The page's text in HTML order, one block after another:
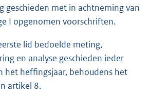
geschieden met in achtneming van
I opgenomen voorschriften.
lid bedoelde meting,
en analyse geschieden ieder
het heffingsjaar, behoudens het
artikel 8.